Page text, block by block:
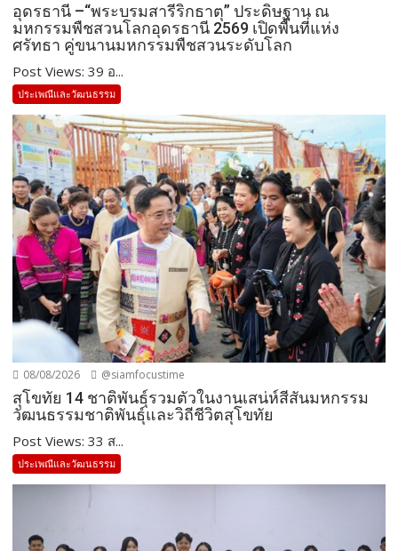
อุดรธานี –“พระบรมสารีริกธาตุ” ประดิษฐาน ณ
มหกรรมพืชสวนโลกอุดรธานี 2569 เปิดพื้นที่แห่ง
ศรัทธา คู่ขนานมหกรรมพืชสวนระดับโลก
Post Views: 39 อ...
ประเพณีและวัฒนธรรม
08/08/2026 @siamfocustime
สุโขทัย 14 ชาติพันธุ์รวมตัวในงานเสน่ห์สีสันมหกรรม
วัฒนธรรมชาติพันธุ์และวิถีชีวิตสุโขทัย
Post Views: 33 ส...
ประเพณีและวัฒนธรรม